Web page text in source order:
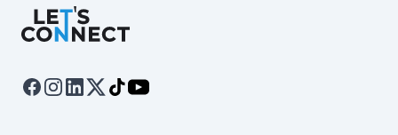
Let's Connect